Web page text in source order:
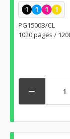
1 1 1 1
PG1500B/CL
1020 pages /
